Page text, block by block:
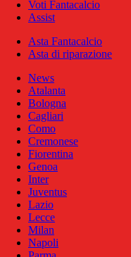
Voti Fantacalcio
Assist
Asta Fantacalcio
Asta di riparazione
News
Atalanta
Bologna
Cagliari
Como
Cremonese
Fiorentina
Genoa
Inter
Juventus
Lazio
Lecce
Milan
Napoli